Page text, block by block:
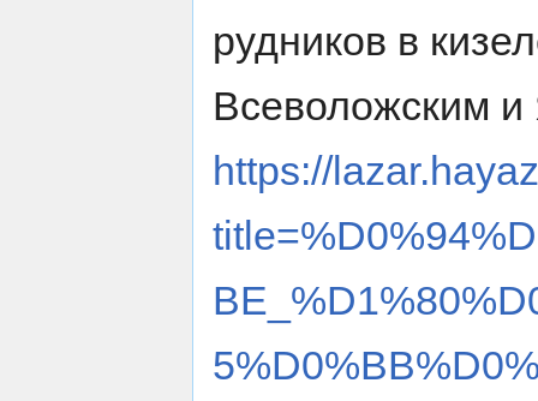
рудников в
Всеволожским
https://